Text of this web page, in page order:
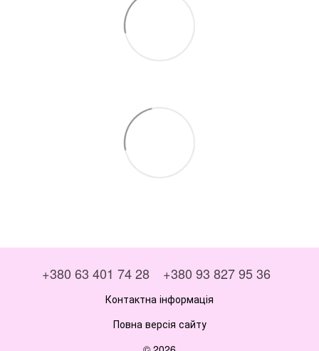
+380 63 401 74 28 +380 93 827 95 36
Контактна інформація
Повна версія сайту